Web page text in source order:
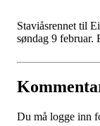
Staviåsrennet til
søndag 9 februar.
Du må logge inn